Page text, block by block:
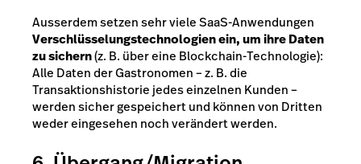
Ausserdem setzen sehr viele SaaS-Anwendungen
Verschlüsselungstechnologien ein, um ihre Daten
zu sichern(z. B. über eine Blockchain-Technologie):
Alle Daten der Gastronomen – z. B. die
Transaktionshistorie jedes einzelnen Kunden –
werden sicher gespeichert und können von Dritten
weder eingesehen noch verändert werden.